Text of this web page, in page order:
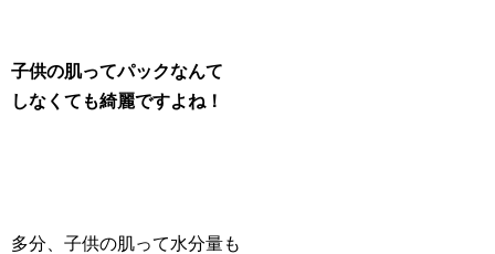
子供の肌ってパックなんて
しなくても綺麗ですよね！
多分、子供の肌って水分量も